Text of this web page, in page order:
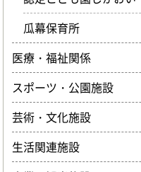
瓜幕保育所
医療・福祉関係
スポーツ・公園施設
芸術・文化施設
生活関連施設